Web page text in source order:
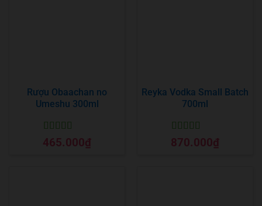
Rượu Obaachan no
Umeshu 300ml
Được xếp
hạng55 sao
465.000₫
Reyka Vodka Small Batch
700ml
Được xếp
hạng55 sao
870.000₫